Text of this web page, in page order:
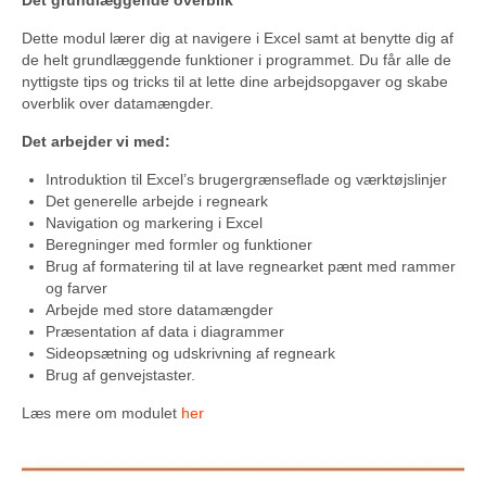
Dette modul lærer dig at navigere i Excel samt at benytte dig af
de helt grundlæggende funktioner i programmet. Du får alle de
nyttigste tips og tricks til at lette dine arbejdsopgaver og skabe
overblik over datamængder.
Det arbejder vi med:
Introduktion til Excel’s brugergrænseflade og værktøjslinjer
Det generelle arbejde i regneark
Navigation og markering i Excel
Beregninger med formler og funktioner
Brug af formatering til at lave regnearket pænt med rammer
og farver
Arbejde med store datamængder
Præsentation af data i diagrammer
Sideopsætning og udskrivning af regneark
Brug af genvejstaster.
Læs mere om modulet her